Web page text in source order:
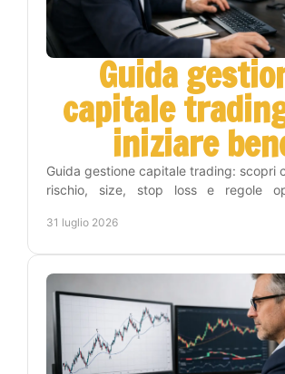
Guida
capitale
iniziare
Guida gestione capitale trading: scopri
rischio, size, stop loss e regole
disciplina.
31 luglio 2026